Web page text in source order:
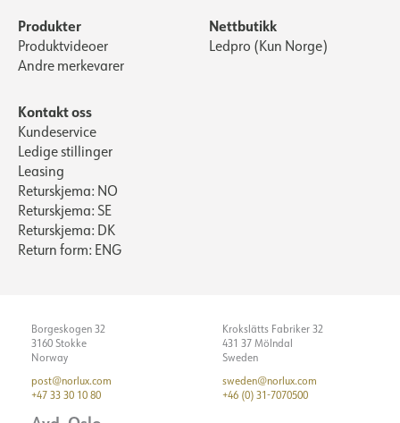
Produkter
Produktvideoer
Andre merkevarer
Nettbutikk
Ledpro (Kun Norge)
Kontakt oss
Kundeservice
Ledige stillinger
Leasing
Returskjema: NO
Returskjema: SE
Returskjema: DK
Return form: ENG
Borgeskogen 32
3160 Stokke
Norway
post@norlux.com
+47 33 30 10 80
Krokslätts Fabriker 32
431 37 Mölndal
Sweden
sweden@norlux.com
+46 (0) 31-7070500